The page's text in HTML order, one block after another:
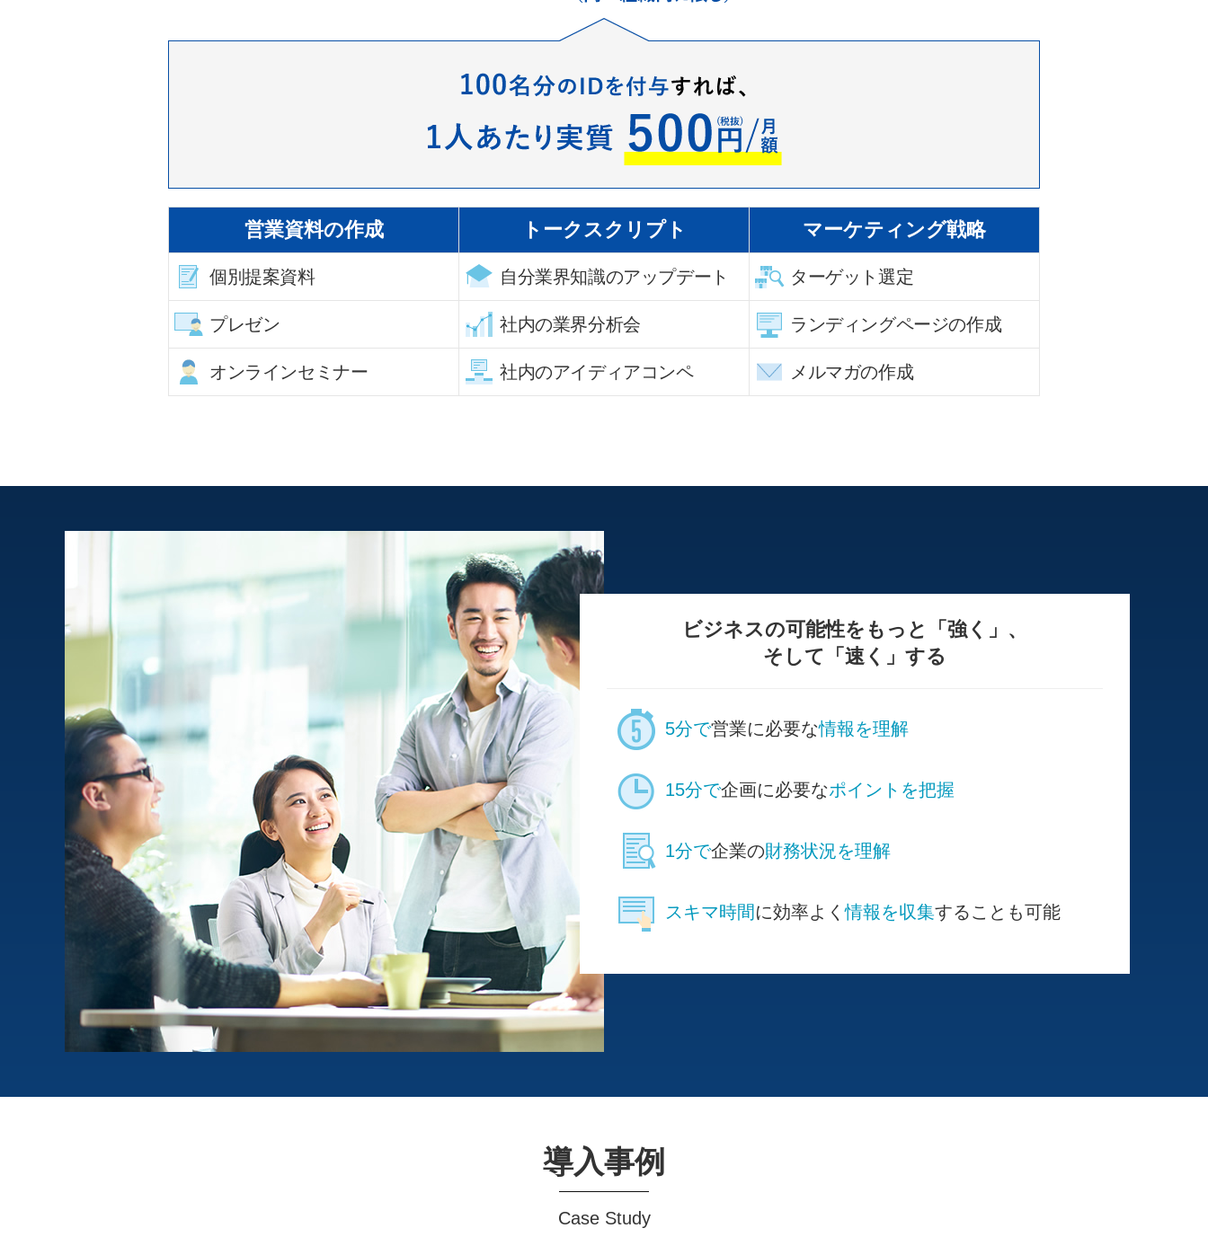
営業資料の作成 トークスクリプト マーケティング戦略
個別提案資料 自分業界知識のアップデート ターゲット選定
プレゼン 社内の業界分析会 ランディングページの作成
オンラインセミナー 社内のアイディアコンペ メルマガの作成
ビジネスの可能性をもっと「強く」、
そして「速く」する
5分で営業に必要な情報を理解
15分で企画に必要なポイントを把握
1分で企業の財務状況を理解
スキマ時間 に効率よく情報を収集することも可能
導入事例
Case Study